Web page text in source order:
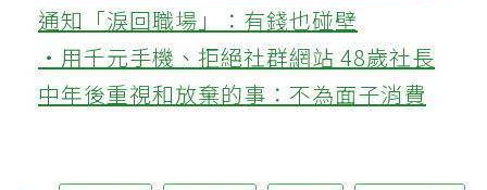
通知「淚回職場」：有錢也碰壁
‧用千元手機、拒絕社群網站 48歲社長
中年後重視和放棄的事：不為面子消費